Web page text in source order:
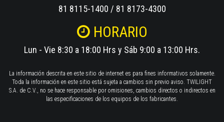
81 8115-1400 / 81 8173-4300
HORARIO
Lun - Vie 8:30 a 18:00 Hrs y Sáb 9:00 a 13:00 Hrs.
La información descrita en este sitio de internet es para fines informativos solamente.
Toda la información en este sitio está sujeta a cambios sin previo aviso. TWILIGHT
S.A. de C.V., no se hace responsable por omisiones, cambios directos o indirectos en
las especificaciones de los equipos de los fabricantes.